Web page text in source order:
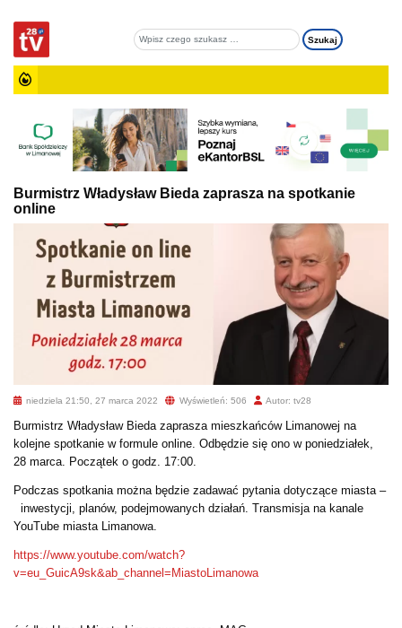
Burmistrz Władysław Bieda zaprasza na spotkanie
online
niedziela 21:50, 27 marca 2022 Wyświetleń: 506 Autor: tv28
Burmistrz Władysław Bieda zaprasza mieszkańców Limanowej na
kolejne spotkanie w formule online. Odbędzie się ono w poniedziałek,
28 marca. Początek o godz. 17:00.
Podczas spotkania można będzie zadawać pytania dotyczące miasta –
inwestycji, planów, podejmowanych działań. Transmisja na kanale
YouTube miasta Limanowa.
https://www.youtube.com/watch?
v=eu_GuicA9sk&ab_channel=MiastoLimanowa